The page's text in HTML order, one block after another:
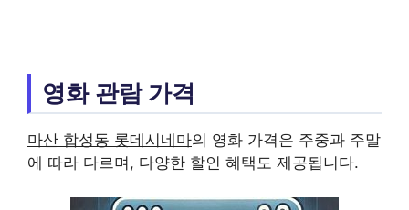
영화 관람 가격
마산 합성동 롯데시네마의 영화 가격은 주중과 주말
에 따라 다르며, 다양한 할인 혜택도 제공됩니다.